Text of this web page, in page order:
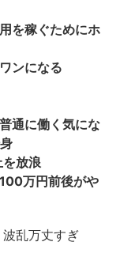
を稼ぐためにホ
ンになる
通に働く気にな
放浪
万円前後がや
乱万丈すぎ